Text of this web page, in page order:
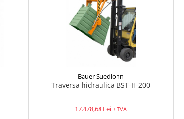
Bauer Suedlohn
Traversa hidraulica BST-H-200
17.478,68 Lei + TVA